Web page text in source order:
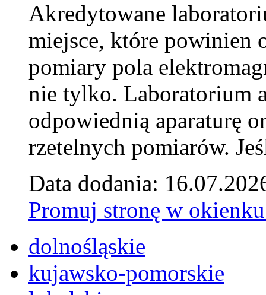
Akredytowane
miejsce, które powinien
pomiary pola
nie tylko. Laboratorium
odpowiednią aparaturę
rzetelnych pomiarów.
Data dodania:
Promuj stronę w
dolnośląskie
kujawsko-pomorskie